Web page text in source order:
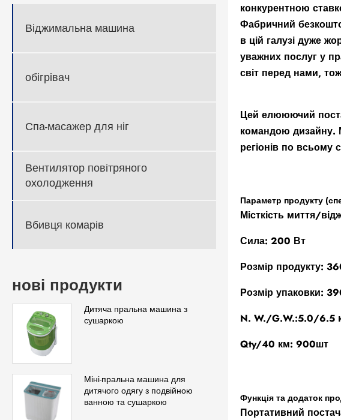
Віджимальна машина
обігрівач
Спа-масажер для ніг
Вентилятор повітряного
охолодження
Вбивця комарів
нові продукти
Дитяча пральна машина з
сушаркою
Міні-пральна машина для
дитячого одягу з подвійною
ванною та сушаркою
конкурентною
Фабричний
в цій галузі дуже
уважних послуг у
світ перед нами,
Цей елююючий
командою дизайну.
регіонів по всьому
Параметр продукту
Місткість миття/
Сила: 200 Вт
Розмір продукту:
Розмір упаковки:
N. W./G.W.:5.0/6.5
Qty/40 км: 900шт
Функція та додаток
Портативний